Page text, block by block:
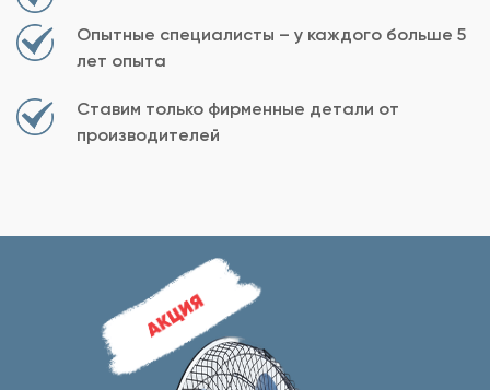
Опытные специалисты – у каждого больше 5
лет опыта
Ставим только фирменные детали от
производителей